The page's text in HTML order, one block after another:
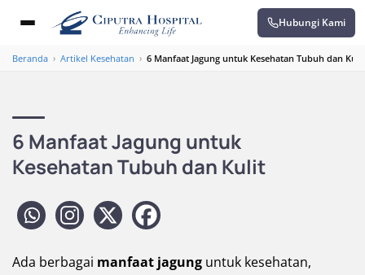
Hubungi Kami
Beranda › Artikel Kesehatan › 6 Manfaat Jagung untuk Kesehatan Tubuh dan Kulit
6 Manfaat Jagung untuk
Kesehatan Tubuh dan Kulit
Ada berbagai manfaat jagung untuk kesehatan,